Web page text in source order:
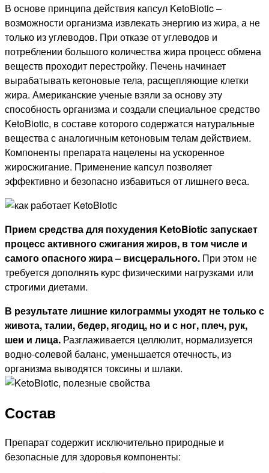
В основе принципа действия капсул KetoBiotic –
возможности организма извлекать энергию из жира, а не
только из углеводов. При отказе от углеводов и
потреблении большого количества жира процесс обмена
веществ проходит перестройку. Печень начинает
вырабатывать кетоновые тела, расщепляющие клетки
жира. Американские ученые взяли за основу эту
способность организма и создали специальное средство
KetoBiotic, в составе которого содержатся натуральные
вещества с аналогичным кетоновым телам действием.
Компоненты препарата нацелены на ускоренное
жиросжигание. Применение капсул позволяет
эффективно и безопасно избавиться от лишнего веса.
Прием средства для похудения KetoBiotic запускает
процесс активного сжигания жиров, в том числе и
самого опасного жира – висцерального. При этом не
требуется дополнять курс физическими нагрузками или
строгими диетами.
В результате лишние килограммы уходят не только с
живота, талии, бедер, ягодиц, но и с ног, плеч, рук,
шеи и лица. Разглаживается целлюлит, нормализуется
водно-солевой баланс, уменьшается отечность, из
организма выводятся токсины и шлаки.
Состав
Препарат содержит исключительно природные и
безопасные для здоровья компоненты: